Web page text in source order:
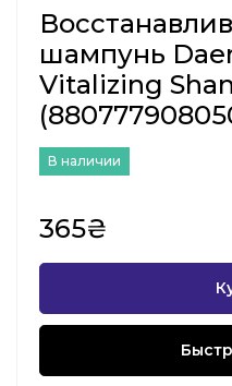
шампунь
Vitalizing
В наличии
365₴